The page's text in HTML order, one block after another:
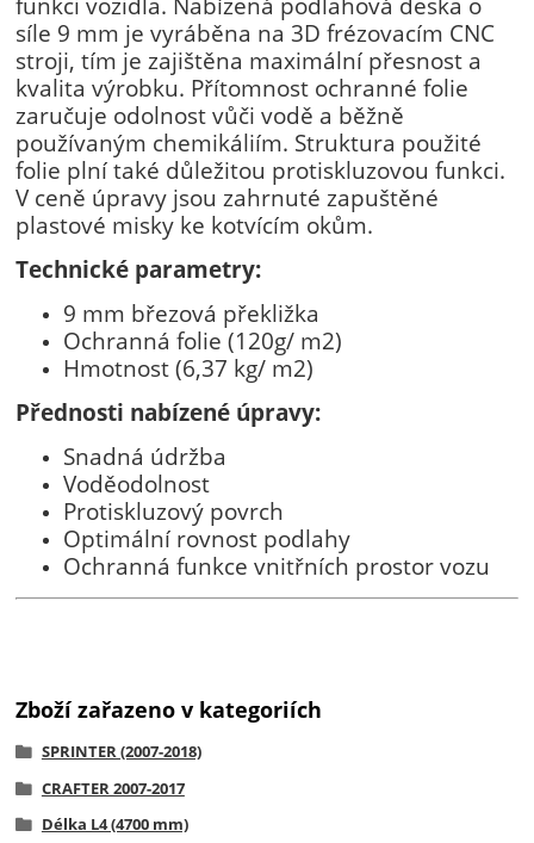
síle 9 mm je vyráběna na 3D frézovacím CNC
stroji, tím je zajištěna maximální přesnost a
kvalita výrobku. Přítomnost ochranné folie
zaručuje odolnost vůči vodě a běžně
používaným chemikáliím. Struktura použité
folie plní také důležitou protiskluzovou funkci.
V ceně úpravy jsou zahrnuté zapuštěné
plastové misky ke kotvícím okům.
Technické parametry:
9 mm březová překližka
Ochranná folie (120g/ m2)
Hmotnost (6,37 kg/ m2)
Přednosti nabízené úpravy:
Snadná údržba
Voděodolnost
Protiskluzový povrch
Optimální rovnost podlahy
Ochranná funkce vnitřních prostor vozu
Zboží zařazeno v kategoriích
SPRINTER (2007-2018)
CRAFTER 2007-2017
Délka L4 (4700 mm)